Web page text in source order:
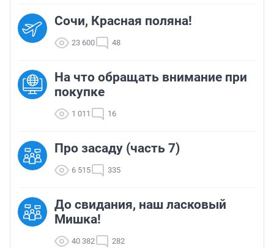
Сочи, Красная поляна!
23 600 48
На что обращать внимание при
покупке
1 011 16
Про засаду (часть 7)
6 515 335
До свидания, наш ласковый
Мишка!
40 382 282